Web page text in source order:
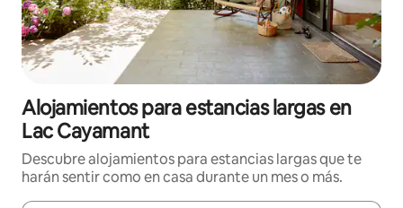
Alojamientos para estancias largas en
Lac Cayamant
Descubre alojamientos para estancias largas que te
harán sentir como en casa durante un mes o más.